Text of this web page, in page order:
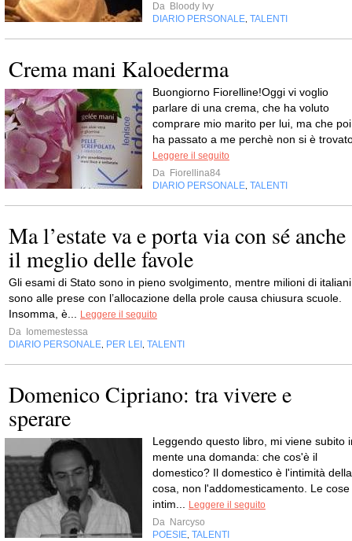
Da Bloody Ivy
DIARIO PERSONALE, TALENTI
Crema mani Kaloederma
Buongiorno Fiorelline!Oggi vi voglio
parlare di una crema, che ha voluto
comprare mio marito per lui, ma che poi
ha passato a me perchè non si è
Leggere il seguito
Da Fiorellina84
DIARIO PERSONALE, TALENTI
Ma l’estate va e porta via con sé anche
il meglio delle favole
Gli esami di Stato sono in pieno svolgimento, mentre milioni di italiani
sono alle prese con l’allocazione della prole causa chiusura scuole.
Insomma, è... Leggere il seguito
Da
Iomemestessa
DIARIO PERSONALE, PER LEI , TALENTI
Domenico Cipriano: tra vivere e
sperare
Leggendo questo libro, mi viene subito
mente una domanda: che cos'è il
domestico? Il domestico è l'intimità della
cosa, non l'addomesticamento. Le cose
intim... Leggere il seguito
Da Narcyso
POESIE, TALENTI